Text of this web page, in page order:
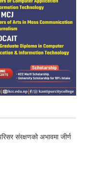
संरक्षणको अभावमा जीर्ण